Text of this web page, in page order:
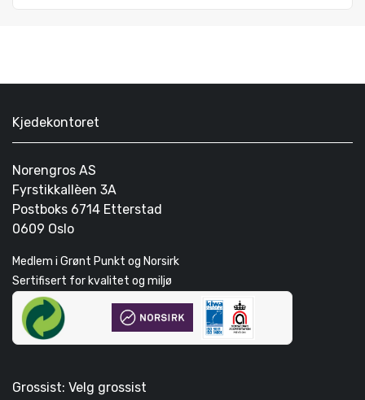
Kjedekontoret
Norengros AS
Fyrstikkallèen 3A
Postboks 6714 Etterstad
0609 Oslo
Medlem i Grønt Punkt og Norsirk
Sertifisert for kvalitet og miljø
Grossist: Velg grossist